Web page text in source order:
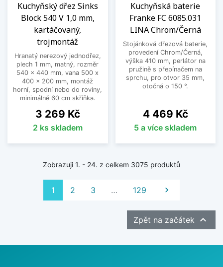
Kuchyňský dřez Sinks
Block 540 V 1,0 mm,
kartáčovaný,
trojmontáž
Hranatý nerezový jednodřez,
plech 1 mm, matný, rozměr
540 x 440 mm, vana 500 x
400 x 200 mm, montáž
horní, spodní nebo do roviny,
minimálně 60 cm skříňka.
Cena
3 269 Kč
2 ks skladem
Kuchyňská baterie
Franke FC 6085.031
LINA Chrom/Černá
Stojánková dřezová baterie,
provedení Chrom/Černá,
výška 410 mm, perlátor na
pružině s přepínačem na
sprchu, pro otvor 35 mm,
otočná o 150 °.
Cena
4 469 Kč
5 a více skladem
Zobrazuji 1. - 24. z celkem 3075 produktů
1 2 3 … 129 Další

Zpět na začátek 